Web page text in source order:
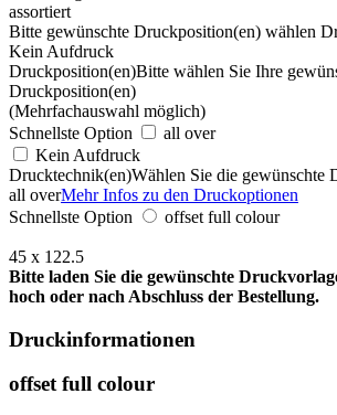
assortiert
Bitte gewünschte Druckposition(en) wählen
Kein Aufdruck
Druckposition(en)Bitte wählen Sie Ihre
Druckposition(en)
(Mehrfachauswahl möglich)
Schnellste Option
all over
Kein Aufdruck
Drucktechnik(en)Wählen Sie die gewünschte
all overMehr Infos zu den Druckoptionen
Schnellste Option
offset full colour
45 x 122.5
Bitte laden Sie die gewünschte
hoch oder nach Abschluss der Bestellung.
Druckinformationen
offset full colour